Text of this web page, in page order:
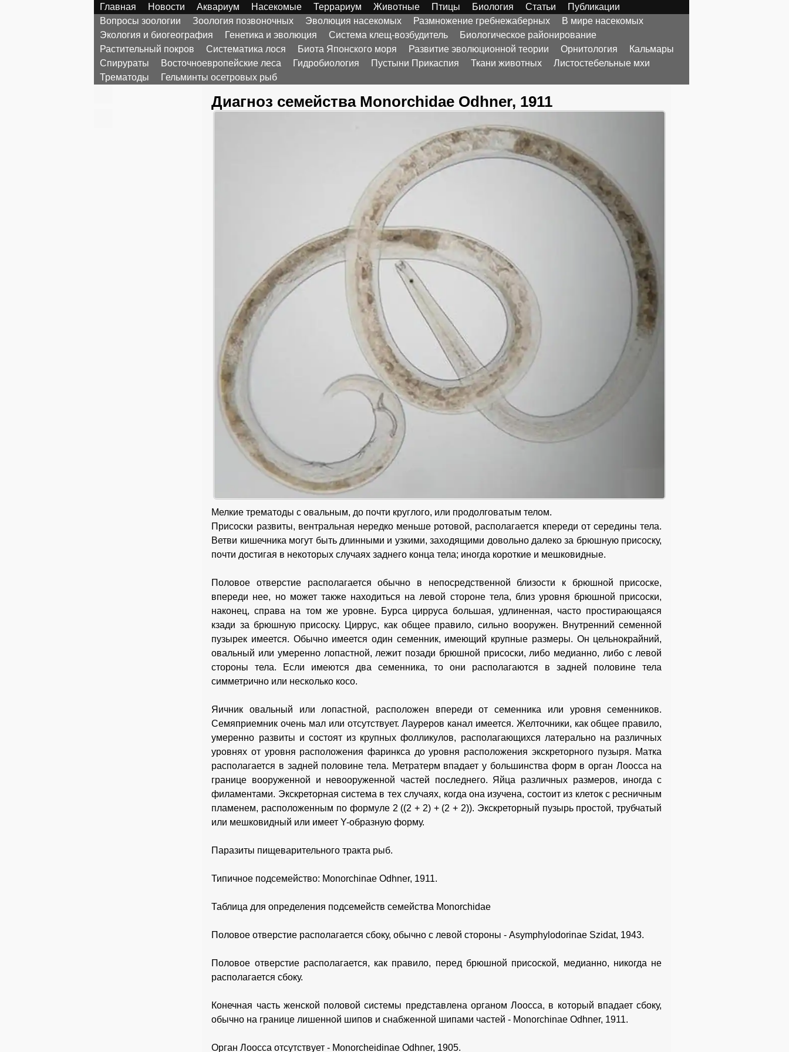
Главная Новости Аквариум Насекомые Террариум Животные Птицы Биология Статьи
Публикации
Вопросы зоологии
Зоология позвоночных Эволюция насекомых Размножение гребнежаберных
В мире насекомых
Экология и биогеография
Генетика и эволюция Система клещ-возбудитель
Биологическое районирование
Растительный покров
Систематика лося Биота Японского моря Развитие эволюционной теории Орнитология
Кальмары
Спирураты
Восточноевропейские леса Гидробиология Пустыни Прикаспия Ткани животных
Листостебельные мхи
Трематоды
Гельминты осетровых рыб
Диагноз семейства Monorchidae Odhner, 1911
Мелкие трематоды с овальным, до почти круглого, или продолговатым телом.
Присоски развиты, вентральная нередко меньше ротовой, располагается кпереди от середины тела.
Ветви кишечника могут быть длинными и узкими, заходящими довольно далеко за брюшную присоску,
почти достигая в некоторых случаях заднего конца тела; иногда короткие и мешковидные.
Половое отверстие располагается обычно в непосредственной близости к брюшной присоске,
впереди нее, но может также находиться на левой стороне тела, близ уровня брюшной присоски,
наконец, справа на том же уровне. Бурса цирруса большая, удлиненная, часто простирающаяся
кзади за брюшную присоску. Циррус, как общее правило, сильно вооружен. Внутренний семенной
пузырек имеется. Обычно имеется один семенник, имеющий крупные размеры. Он цельнокрайний,
овальный или умеренно лопастной, лежит позади брюшной присоски, либо медианно, либо с левой
стороны тела. Если имеются два семенника, то они располагаются в задней половине тела
симметрично или несколько косо.
Яичник овальный или лопастной, расположен впереди от семенника или уровня семенников.
Семяприемник очень мал или отсутствует. Лауреров канал имеется. Желточники, как общее правило,
умеренно развиты и состоят из крупных фолликулов, располагающихся латерально на различных
уровнях от уровня расположения фаринкса до уровня расположения экскреторного пузыря. Матка
располагается в задней половине тела. Метратерм впадает у большинства форм в орган Лоосса на
границе вооруженной и невооруженной частей последнего. Яйца различных размеров, иногда с
филаментами. Экскреторная система в тех случаях, когда она изучена, состоит из клеток с ресничным
пламенем, расположенным по формуле 2 ((2 + 2) + (2 + 2)). Экскреторный пузырь простой, трубчатый
или мешковидный или имеет Y-образную форму.
Паразиты пищеварительного тракта рыб.
Типичное подсемейство: Monorchinae Odhner, 1911.
Таблица для определения подсемейств семейства Monorchidae
Половое отверстие располагается сбоку, обычно с левой стороны - Asymphylodorinae Szidat, 1943.
Половое отверстие располагается, как правило, перед брюшной присоской, медианно, никогда не
располагается сбоку.
Конечная часть женской половой системы представлена органом Лоосса, в который впадает сбоку,
обычно на границе лишенной шипов и снабженной шипами частей - Monorchinae Odhner, 1911.
Орган Лоосса отсутствует - Monorcheidinae Odhner, 1905.